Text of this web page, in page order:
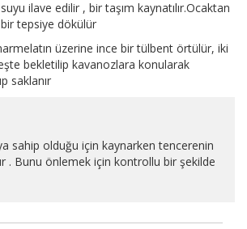
ilave edilir , bir taşım kaynatılır.Ocaktan
tepsiye dökülür
üzerine ince bir tülbent örtülür, iki
bekletilip kavanozlara konularak
saklanır
sahip olduğu için kaynarken tencerenin
. Bunu önlemek için kontrollu bir şekilde